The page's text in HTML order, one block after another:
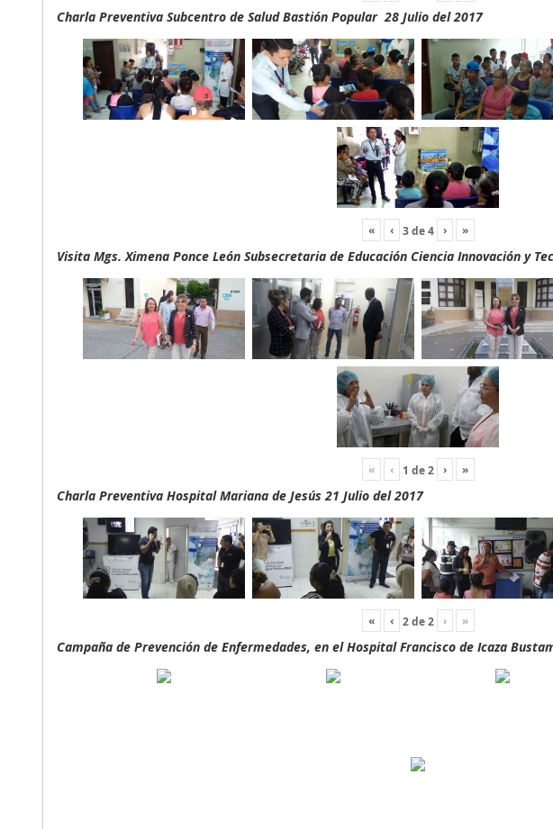
Charla Preventiva Subcentro de Salud Bastión Popular 28 Julio del 2017
« ‹ 3de4 › »
Visita Mgs. Ximena Ponce León Subsecretaria de Educación Ciencia Innovación y
« ‹ 1 de2 › »
Charla Preventiva Hospital Mariana de Jesús 21 Julio del 2017
« ‹ 2de2 › »
Campaña de Prevención de Enfermedades, en el Hospital Francisco de Icaza